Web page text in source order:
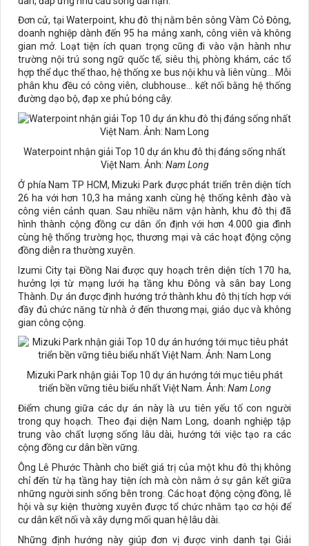
Đơn cử, tại Waterpoint, khu đô thị nằm bên sông Vàm Cỏ Đông,
doanh nghiệp dành đến 95 ha mảng xanh, công viên và không
gian mở. Loạt tiện ích quan trọng cũng đi vào vận hành như
trường nội trú song ngữ quốc tế, siêu thị, phòng khám, các tổ
hợp thể dục thể thao, hệ thống xe bus nội khu và liên vùng... Mỗi
phân khu đều có công viên, clubhouse... kết nối bằng hệ thống
đường dạo bộ, đạp xe phủ bóng cây.
Waterpoint nhận giải Top 10 dự án khu đô thị đáng sống nhất
Việt Nam. Ảnh: Nam Long
Ở phía Nam TP HCM, Mizuki Park được phát triển trên diện tích
26 ha với hơn 10,3 ha mảng xanh cùng hệ thống kênh đào và
công viên cảnh quan. Sau nhiều năm vận hành, khu đô thị đã
hình thành cộng đồng cư dân ổn định với hơn 4.000 gia đình
cùng hệ thống trường học, thương mại và các hoạt động cộng
đồng diễn ra thường xuyên.
Izumi City tại Đồng Nai được quy hoạch trên diện tích 170 ha,
hưởng lợi từ mạng lưới hạ tầng khu Đông và sân bay Long
Thành. Dự án được định hướng trở thành khu đô thị tích hợp với
đầy đủ chức năng từ nhà ở đến thương mại, giáo dục và không
gian công cộng.
Mizuki Park nhận giải Top 10 dự án hướng tới mục tiêu phát
triển bền vững tiêu biểu nhất Việt Nam. Ảnh: Nam Long
Điểm chung giữa các dự án này là ưu tiên yếu tố con người
trong quy hoạch. Theo đại diện Nam Long, doanh nghiệp tập
trung vào chất lượng sống lâu dài, hướng tới việc tạo ra các
cộng đồng cư dân bền vững.
Ông Lê Phước Thành cho biết giá trị của một khu đô thị không
chỉ đến từ hạ tầng hay tiện ích mà còn nằm ở sự gắn kết giữa
những người sinh sống bên trong. Các hoạt động cộng đồng, lễ
hội và sự kiện thường xuyên được tổ chức nhằm tạo cơ hội để
cư dân kết nối và xây dựng mối quan hệ lâu dài.
Những định hướng này giúp đơn vị được vinh danh tại Giải